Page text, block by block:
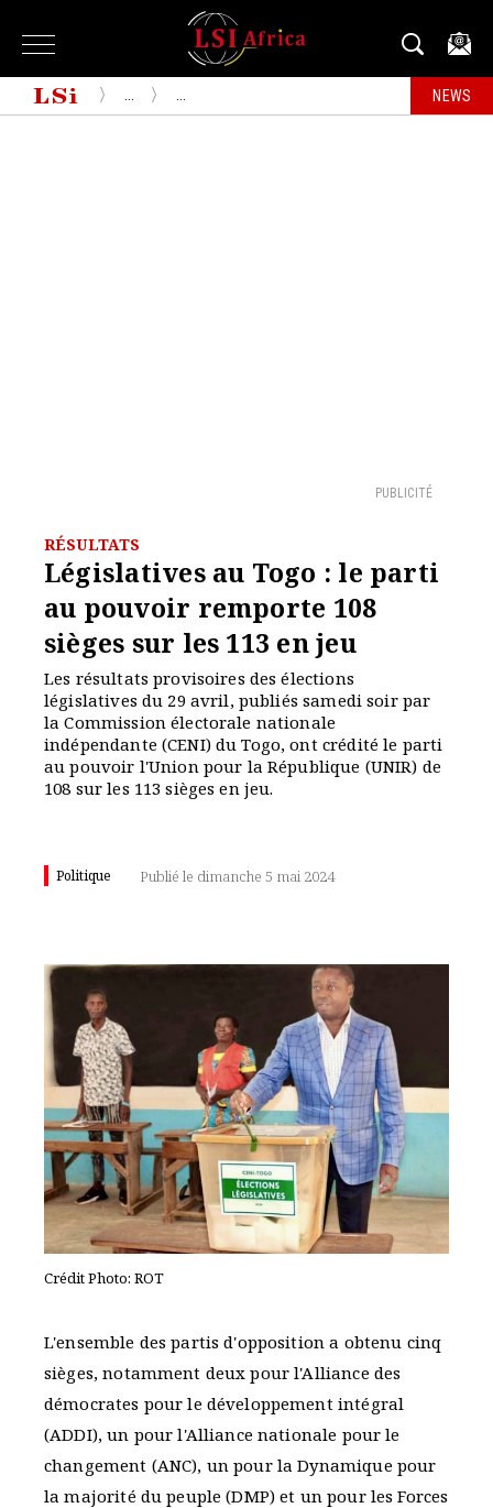
NEWS
PUBLICITÉ
RÉSULTATS
Législatives au Togo : le parti
au pouvoir remporte 108
sièges sur les 113 en jeu
Les résultats provisoires des élections
législatives du 29 avril, publiés samedi soir par
la Commission électorale nationale
indépendante (CENI) du Togo, ont crédité le parti
au pouvoir l'Union pour la République (UNIR) de
108 sur les 113 sièges en jeu.
Politique Publié le dimanche 5 mai 2024
Crédit Photo: ROT
L'ensemble des partis d'opposition a obtenu cinq
sièges, notamment deux pour l'Alliance des
démocrates pour le développement intégral
(ADDI), un pour l'Alliance nationale pour le
changement (ANC), un pour la Dynamique pour
la majorité du peuple (DMP) et un pour les Forces